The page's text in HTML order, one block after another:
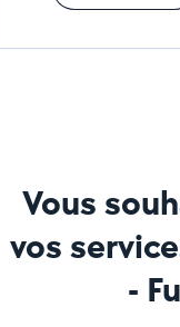
Vous
vos
-